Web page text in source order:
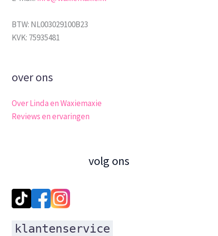
BTW: NL003029100B23
KVK: 75935481
over ons
Over Linda en Waxiemaxie
Reviews en ervaringen
volg ons
klantenservice